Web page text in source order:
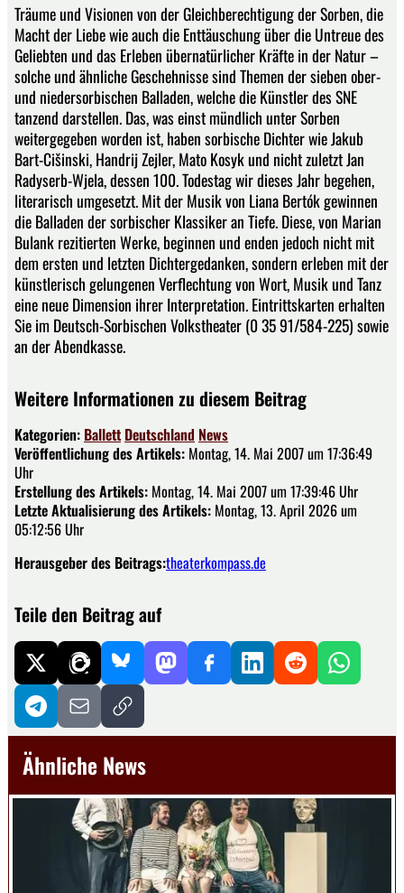
Träume und Visionen von der Gleichberechtigung der Sorben, die
Macht der Liebe wie auch die Enttäuschung über die Untreue des
Geliebten und das Erleben übernatürlicher Kräfte in der Natur –
solche und ähnliche Geschehnisse sind Themen der sieben ober-
und niedersorbischen Balladen, welche die Künstler des SNE
tanzend darstellen. Das, was einst mündlich unter Sorben
weitergegeben worden ist, haben sorbische Dichter wie Jakub
Bart-Cišinski, Handrij Zejler, Mato Kosyk und nicht zuletzt Jan
Radyserb-Wjela, dessen 100. Todestag wir dieses Jahr begehen,
literarisch umgesetzt. Mit der Musik von Liana Bertók gewinnen
die Balladen der sorbischer Klassiker an Tiefe. Diese, von Marian
Bulank rezitierten Werke, beginnen und enden jedoch nicht mit
dem ersten und letzten Dichtergedanken, sondern erleben mit der
künstlerisch gelungenen Verflechtung von Wort, Musik und Tanz
eine neue Dimension ihrer Interpretation. Eintrittskarten erhalten
Sie im Deutsch-Sorbischen Volkstheater (0 35 91/584-225) sowie
an der Abendkasse.
Weitere Informationen zu diesem Beitrag
Kategorien: Ballett Deutschland News
Veröffentlichung des Artikels: Montag, 14. Mai 2007 um 17:36:49
Uhr
Erstellung des Artikels: Montag, 14. Mai 2007 um 17:39:46 Uhr
Letzte Aktualisierung des Artikels: Montag, 13. April 2026 um
05:12:56 Uhr
Herausgeber des Beitrags:theaterkompass.de
Teile den Beitrag auf
Ähnliche News